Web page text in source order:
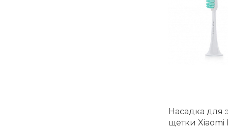
Насадка для
щетки Xiaomi